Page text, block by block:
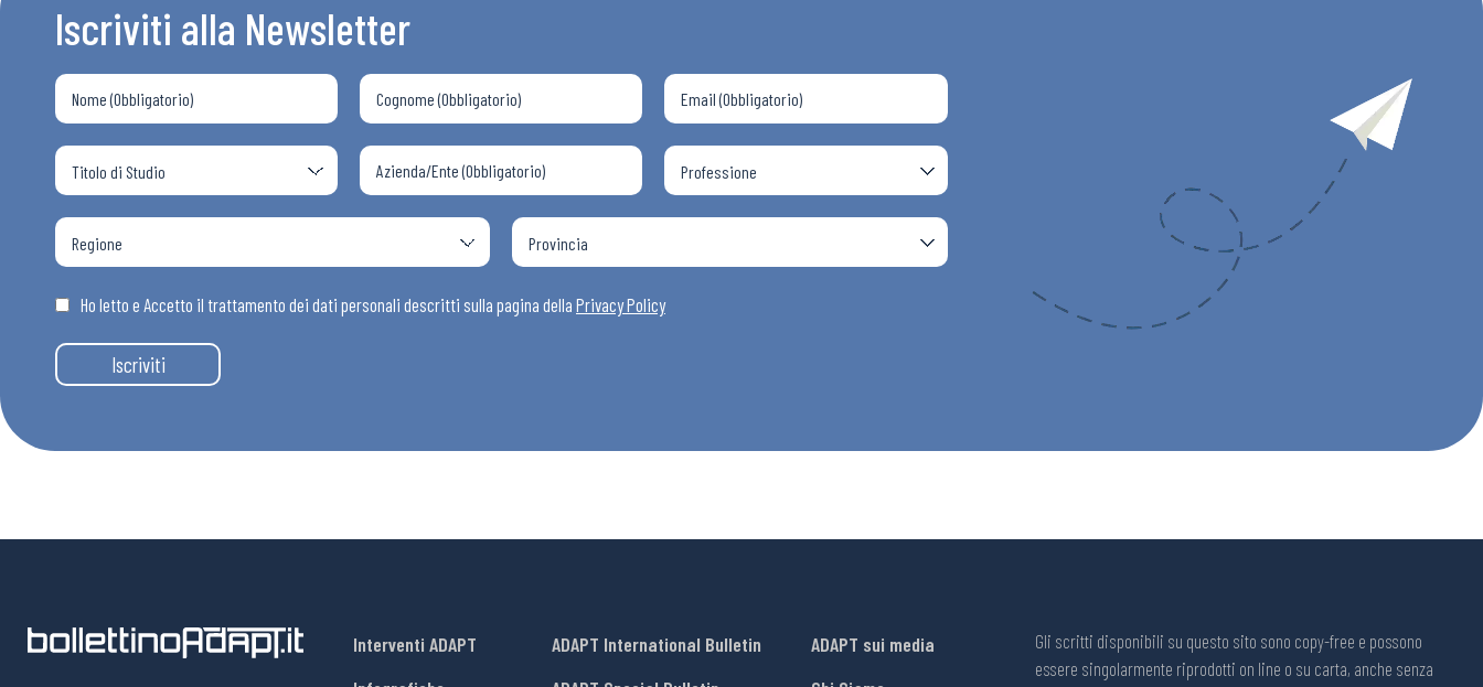
Bollettini ADAPT
Articoli
Osservatori
Eventi
Iscriviti alla Newsletter
Ho letto e Accetto il trattamento dei dati personali descritti sulla pagina della Privacy Policy
Iscriviti
Interventi ADAPT
ADAPT International Bulletin
ADAPT sui media
Gli scritti disponibili su questo sito sono copy-free e possono
essere singolarmente riprodotti on line o su carta, anche senza